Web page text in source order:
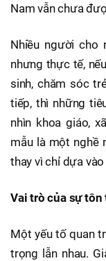
Nam vẫn chưa
Nhiều người cho
nhưng thực tế,
sinh, chăm sóc
tiếp, thì những
nhìn khoa giáo,
mẫu là một nghề
thay vì chỉ dựa
Vai trò của sự
Một yếu tố quan
trọng lẫn nhau.